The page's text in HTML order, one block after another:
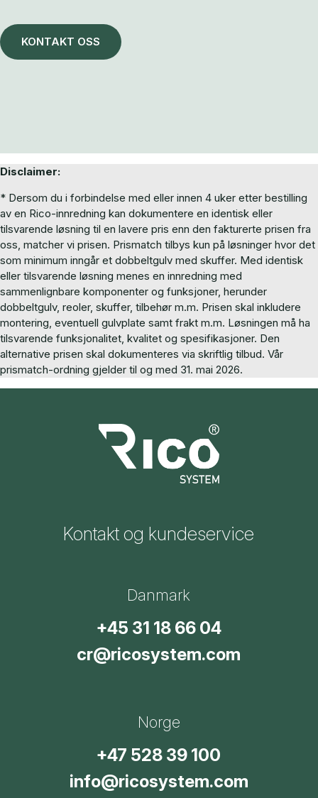
KONTAKT OSS
Disclaimer:
* Dersom du i forbindelse med eller innen 4 uker etter bestilling
av en Rico-innredning kan dokumentere en identisk eller
tilsvarende løsning til en lavere pris enn den fakturerte prisen fra
oss, matcher vi prisen. Prismatch tilbys kun på løsninger hvor det
som minimum inngår et dobbeltgulv med skuffer. Med identisk
eller tilsvarende løsning menes en innredning med
sammenlignbare komponenter og funksjoner, herunder
dobbeltgulv, reoler, skuffer, tilbehør m.m. Prisen skal inkludere
montering, eventuell gulvplate samt frakt m.m. Løsningen må ha
tilsvarende funksjonalitet, kvalitet og spesifikasjoner. Den
alternative prisen skal dokumenteres via skriftlig tilbud. Vår
prismatch-ordning gjelder til og med 31. mai 2026.
Kontakt og kundeservice
Danmark
+45 31 18 66 04
cr@ricosystem.com
Norge
+47 528 39 100
info@ricosystem.com